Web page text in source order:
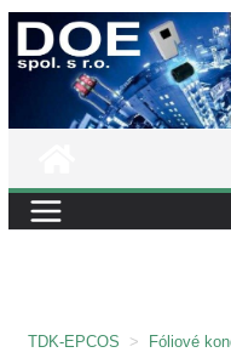
Přeskočit
na
TDK-EPCOS > Fóliové